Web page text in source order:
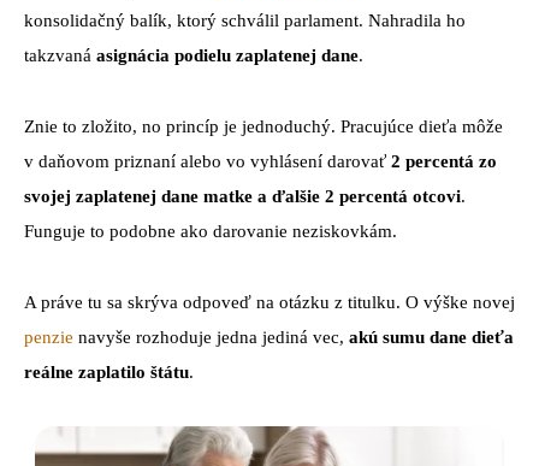
konsolidačný balík, ktorý schválil parlament. Nahradila ho
takzvaná asignácia podielu zaplatenej dane.
Znie to zložito, no princíp je jednoduchý. Pracujúce dieťa môže
v daňovom priznaní alebo vo vyhlásení darovať 2 percentá zo
svojej zaplatenej dane matke a ďalšie 2 percentá otcovi.
Funguje to podobne ako darovanie neziskovkám.
A práve tu sa skrýva odpoveď na otázku z titulku. O výške novej
penzie navyše rozhoduje jedna jediná vec, akú sumu dane dieťa
reálne zaplatilo štátu.